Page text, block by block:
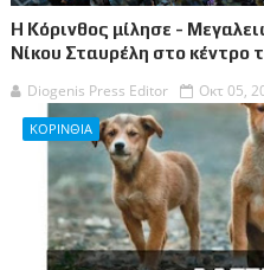
Η Κόρινθος μίλησε -
Νίκου Σταυρέλη στο κέντρο
Diogenis Press Editor
Οκτ 05,
ΚΟΡΙΝΘΙΑ